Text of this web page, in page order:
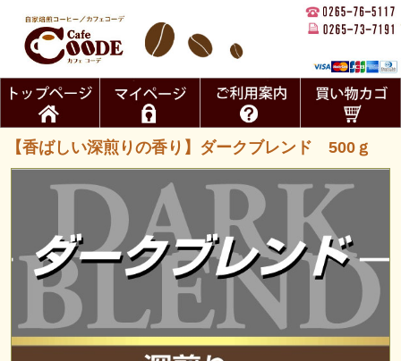
【香ばしい深煎りの香り】ダークブレンド 500ｇ